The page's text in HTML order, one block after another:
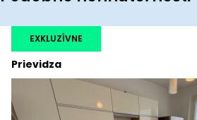
Prievidza
EXKLUZÍVNE